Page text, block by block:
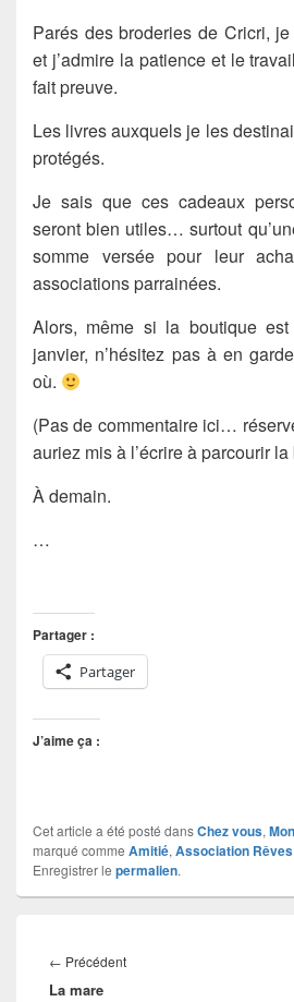
Parés des broderies de Cricri,
et j’admire la patience et le
fait preuve.
Les livres auxquels je les
protégés.
Je sais que ces cadeaux
seront bien utiles… surtout
somme versée pour leur
associations parrainées.
Alors, même si la boutique est
janvier, n’hésitez pas à en
où.
(Pas de commentaire ici…
auriez mis à l’écrire à parcourir
À demain.
…
Partager :
Partager
J’aime ça :
Cet article a été posté dansChez vous,
marqué comme Amitié, Association Rêves
Enregistrer le permalien.
de
l’article
← PrécédentArticle
La mare